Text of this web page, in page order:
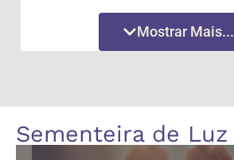
Amor
segundo
Mostrar Mais...
Sementeira de Luz